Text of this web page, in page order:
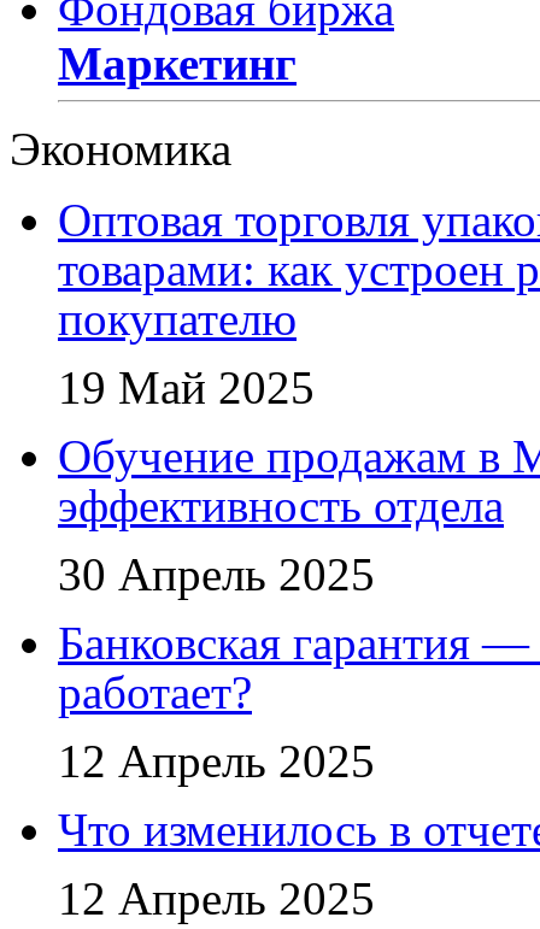
Маркетинг
Экономика
Оптовая торговля
товарами: как устроен
покупателю
19 Май 2025
Обучение продажам в
эффективность отдела
30 Апрель 2025
Банковская гарантия
работает?
12 Апрель 2025
Что изменилось в
12 Апрель 2025